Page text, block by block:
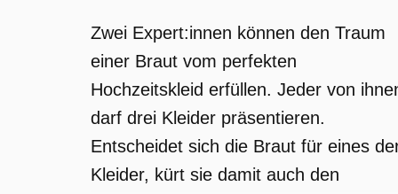
Zwei Expert:innen können den Traum
einer Braut vom perfekten
Hochzeitskleid erfüllen. Jeder von
darf drei Kleider präsentieren.
Entscheidet sich die Braut für eines
Kleider, kürt sie damit auch den